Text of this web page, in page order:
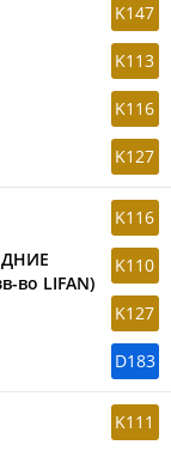
K147
K113
K116
K127
во LIFAN)
K116
K110
K127
D183
K111